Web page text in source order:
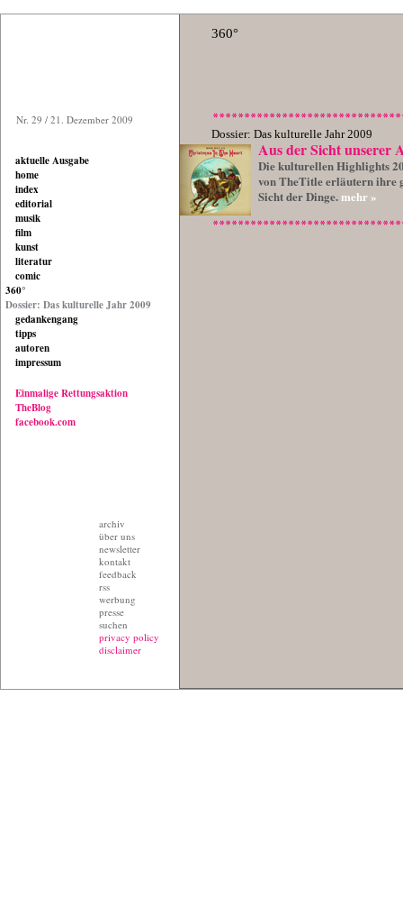
Nr. 29 / 21. Dezember 2009
aktuelle Ausgabe
home
index
editorial
musik
film
kunst
literatur
comic
360°
Dossier: Das kulturelle Jahr 2009
gedankengang
tipps
autoren
impressum
Einmalige Rettungsaktion
TheBlog
facebook.com
archiv
über uns
newsletter
kontakt
feedback
rss
werbung
presse
suchen
privacy policy
disclaimer
360°
Dossier: Das kulturelle Jahr 2009
Aus der Sicht unserer
Die kulturellen Highlights
von TheTitle erläutern ihre
Sicht der Dinge.mehr »